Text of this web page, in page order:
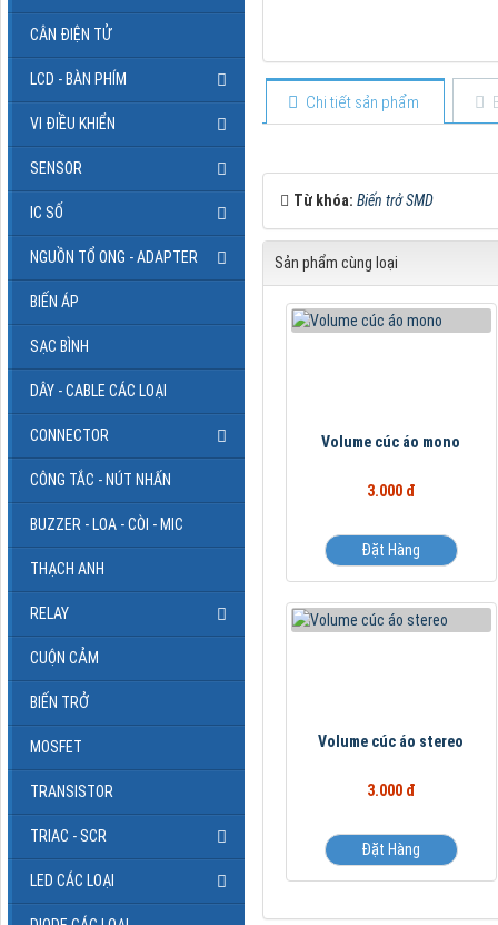
Chi tiết sản phẩm
Từ khóa: Biến trở SMD
Sản phẩm cùng loại
Volume cúc áo mono
3.000 đ
Đặt Hàng
Volume cúc áo stereo
3.000 đ
Đặt Hàng
CÂN ĐIỆN TỬ
LCD - BÀN PHÍM
VI ĐIỀU KHIỂN
SENSOR
IC SỐ
NGUỒN TỔ ONG - ADAPTER
BIẾN ÁP
SẠC BÌNH
DÂY - CABLE CÁC LOẠI
CONNECTOR
CÔNG TẮC - NÚT NHẤN
BUZZER - LOA - CÒI - MIC
THẠCH ANH
RELAY
CUỘN CẢM
BIẾN TRỞ
MOSFET
TRANSISTOR
TRIAC - SCR
LED CÁC LOẠI